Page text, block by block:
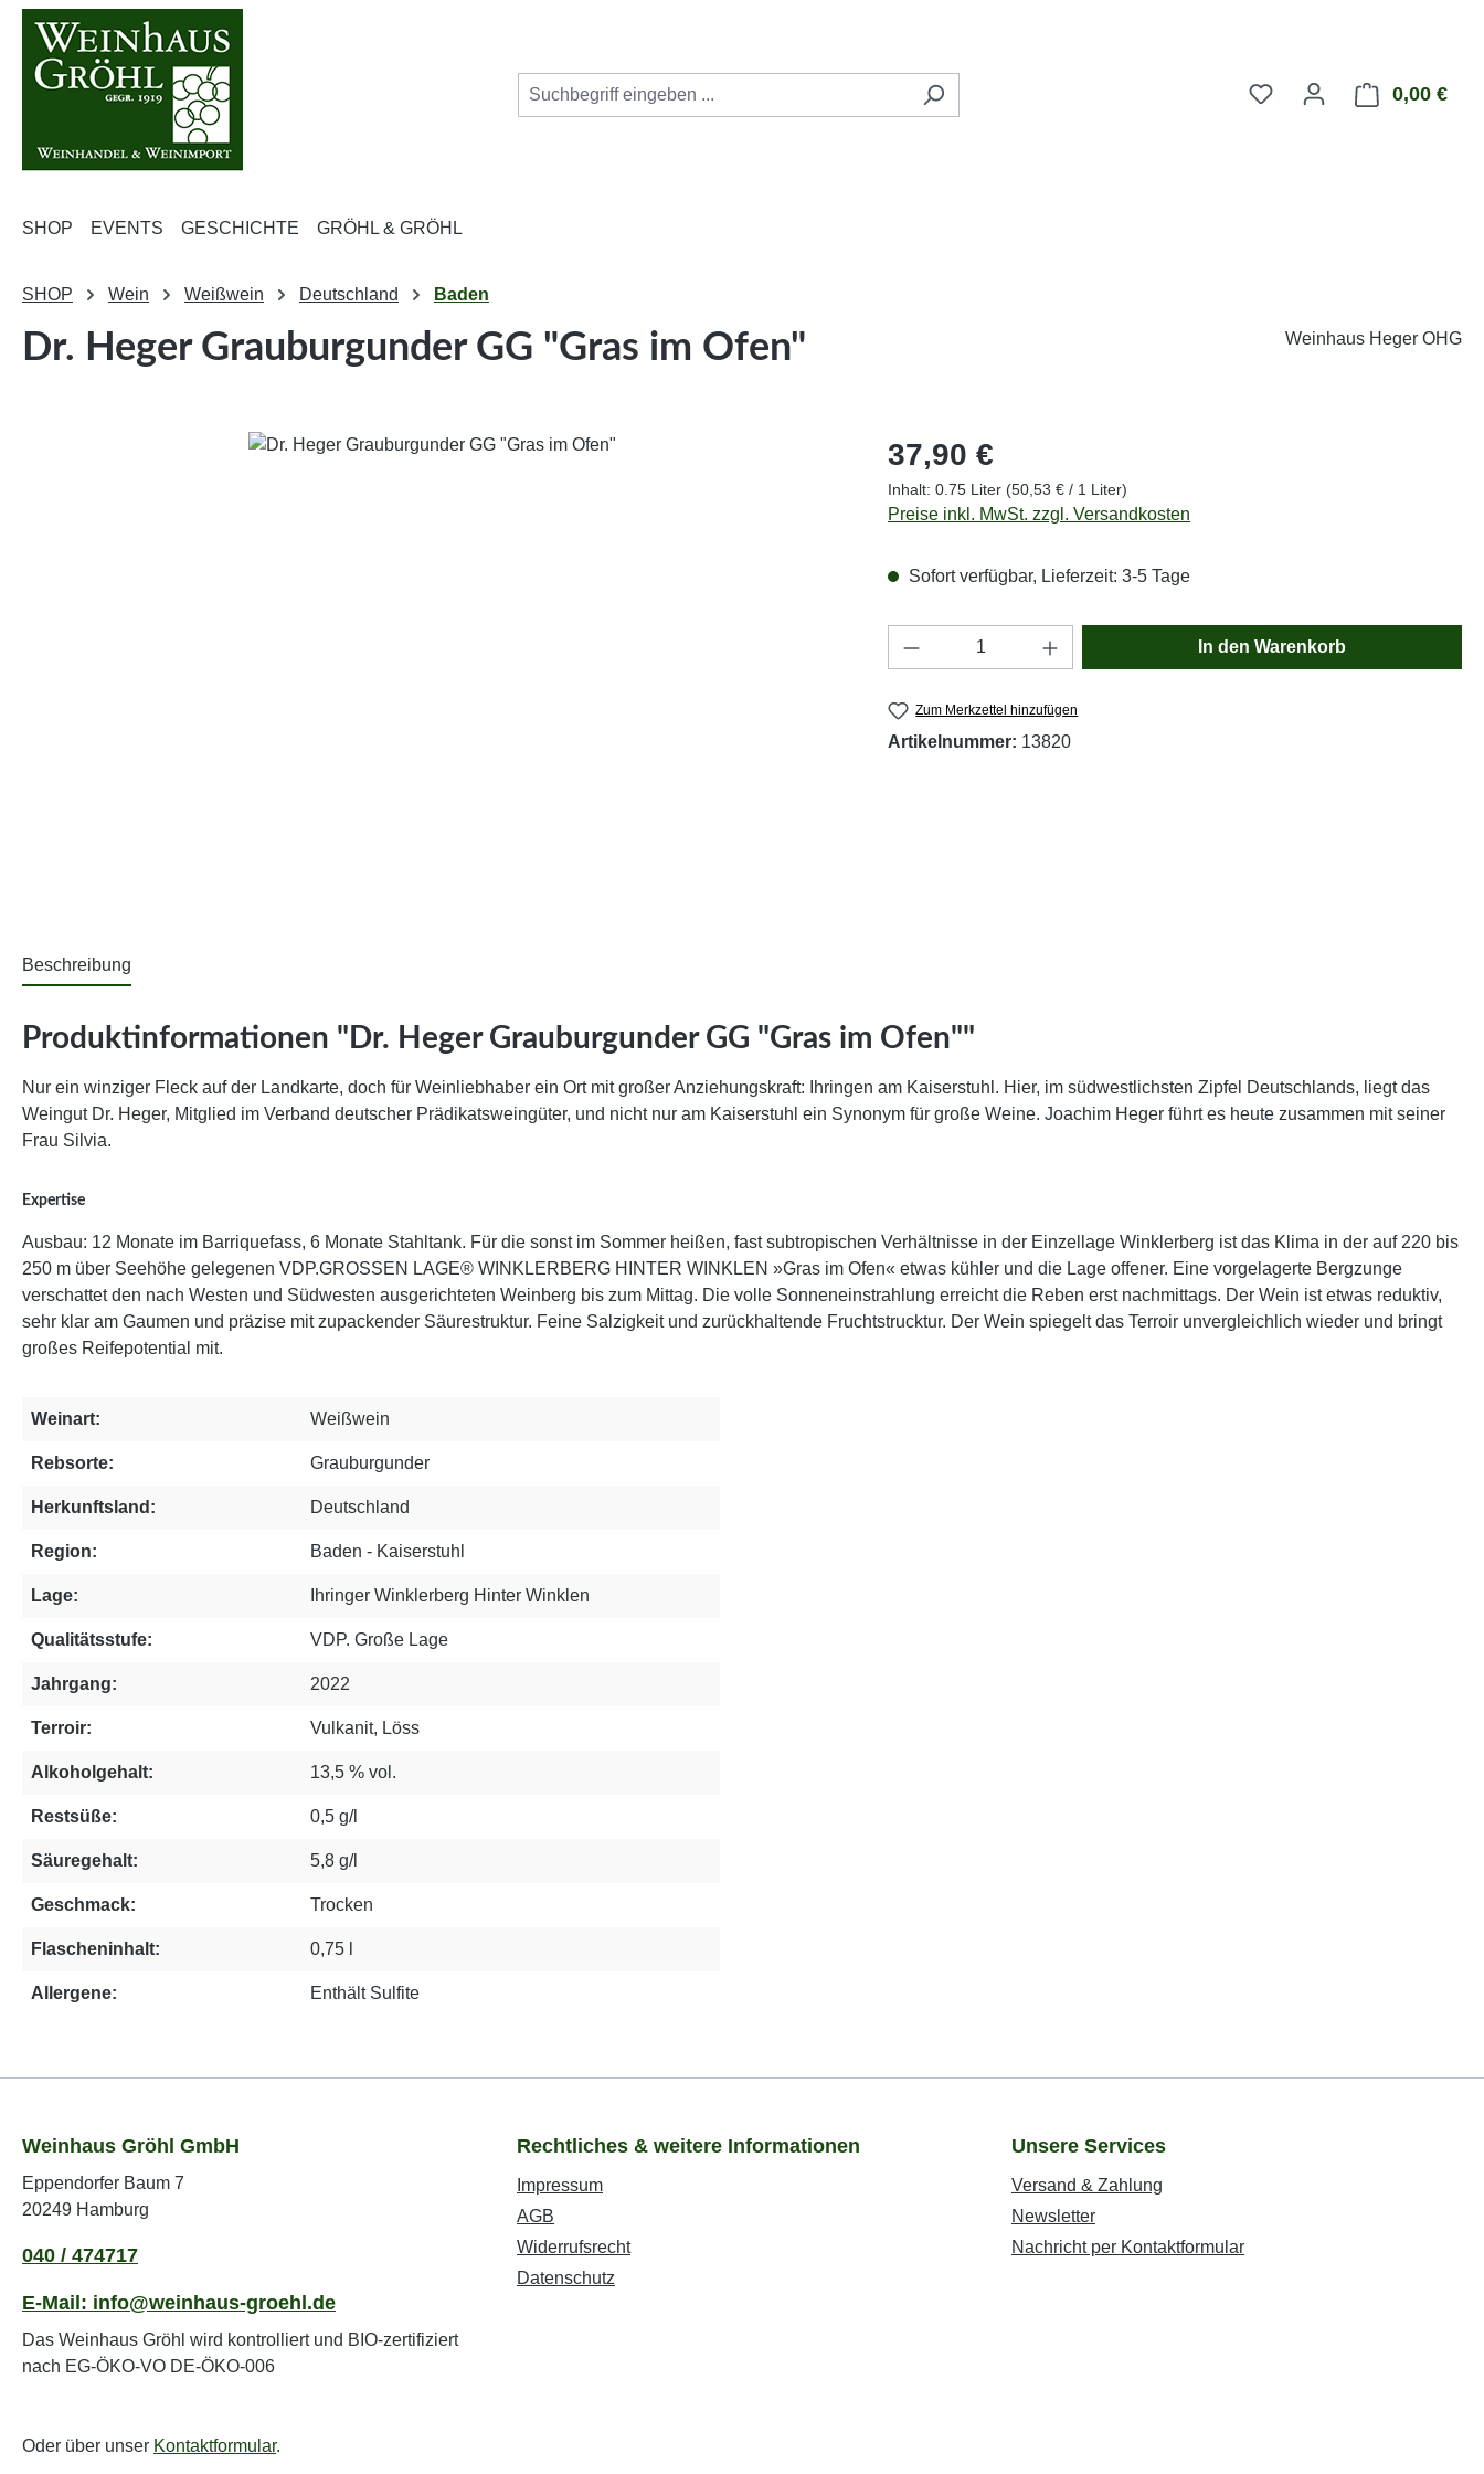
Hauptinhalt springen
Zur Suche springen
Zur Hauptnavigation springen
0,00 €
SHOP EVENTS GESCHICHTE GRÖHL & GRÖHL
SHOP Wein Weißwein Deutschland Baden
Dr. Heger Grauburgunder GG "Gras im Ofen" Weinhaus Heger OHG
Regulärer Preis:
37,90 €
Inhalt: 0.75 Liter (50,53 € / 1 Liter)
Preise inkl. MwSt. zzgl. Versandkosten
Sofort verfügbar, Lieferzeit: 3-5 Tage
Produkt Anzahl: Gib den gewünschten Wert ein
In den Warenkorb
Zum Merkzettel hinzufügen
Artikelnummer: 13820
Beschreibung
Produktinformationen "Dr. Heger Grauburgunder GG "Gras im Ofen""
Nur ein winziger Fleck auf der Landkarte, doch für Weinliebhaber ein Ort mit großer Anziehungskraft: Ihringen am Kaiserstuhl. Hier, im südwestlichsten Zipfel Deutschlands, liegt das
Weingut Dr. Heger, Mitglied im Verband deutscher Prädikatsweingüter, und nicht nur am Kaiserstuhl ein Synonym für große Weine. Joachim Heger führt es heute zusammen mit seiner
Frau Silvia.
Expertise
Ausbau: 12 Monate im Barriquefass, 6 Monate Stahltank. Für die sonst im Sommer heißen, fast subtropischen Verhältnisse in der Einzellage Winklerberg ist das Klima in der auf 220 bis
250 m über Seehöhe gelegenen VDP.GROSSEN LAGE® WINKLERBERG HINTER WINKLEN »Gras im Ofen« etwas kühler und die Lage offener. Eine vorgelagerte Bergzunge
verschattet den nach Westen und Südwesten ausgerichteten Weinberg bis zum Mittag. Die volle Sonneneinstrahlung erreicht die Reben erst nachmittags. Der Wein ist etwas reduktiv,
sehr klar am Gaumen und präzise mit zupackender Säurestruktur. Feine Salzigkeit und zurückhaltende Fruchtstrucktur. Der Wein spiegelt das Terroir unvergleichlich wieder und bringt
großes Reifepotential mit.
Weinart: Weißwein
Rebsorte: Grauburgunder
Herkunftsland: Deutschland
Region: Baden - Kaiserstuhl
Lage: Ihringer Winklerberg Hinter Winklen
Qualitätsstufe: VDP. Große Lage
Jahrgang: 2022
Terroir: Vulkanit, Löss
Alkoholgehalt: 13,5 % vol.
Restsüße: 0,5 g/l
Säuregehalt: 5,8 g/l
Geschmack: Trocken
Flascheninhalt: 0,75 l
Allergene: Enthält Sulfite
Weinhaus Gröhl GmbH
Eppendorfer Baum 7
20249 Hamburg
040 / 474717
E-Mail: info@weinhaus-groehl.de
Das Weinhaus Gröhl wird kontrolliert und BIO-zertifiziert
nach EG-ÖKO-VO DE-ÖKO-006
Oder über unser Kontaktformular.
Rechtliches & weitere Informationen
Impressum
AGB
Widerrufsrecht
Datenschutz
Unsere Services
Versand & Zahlung
Newsletter
Nachricht per Kontaktformular